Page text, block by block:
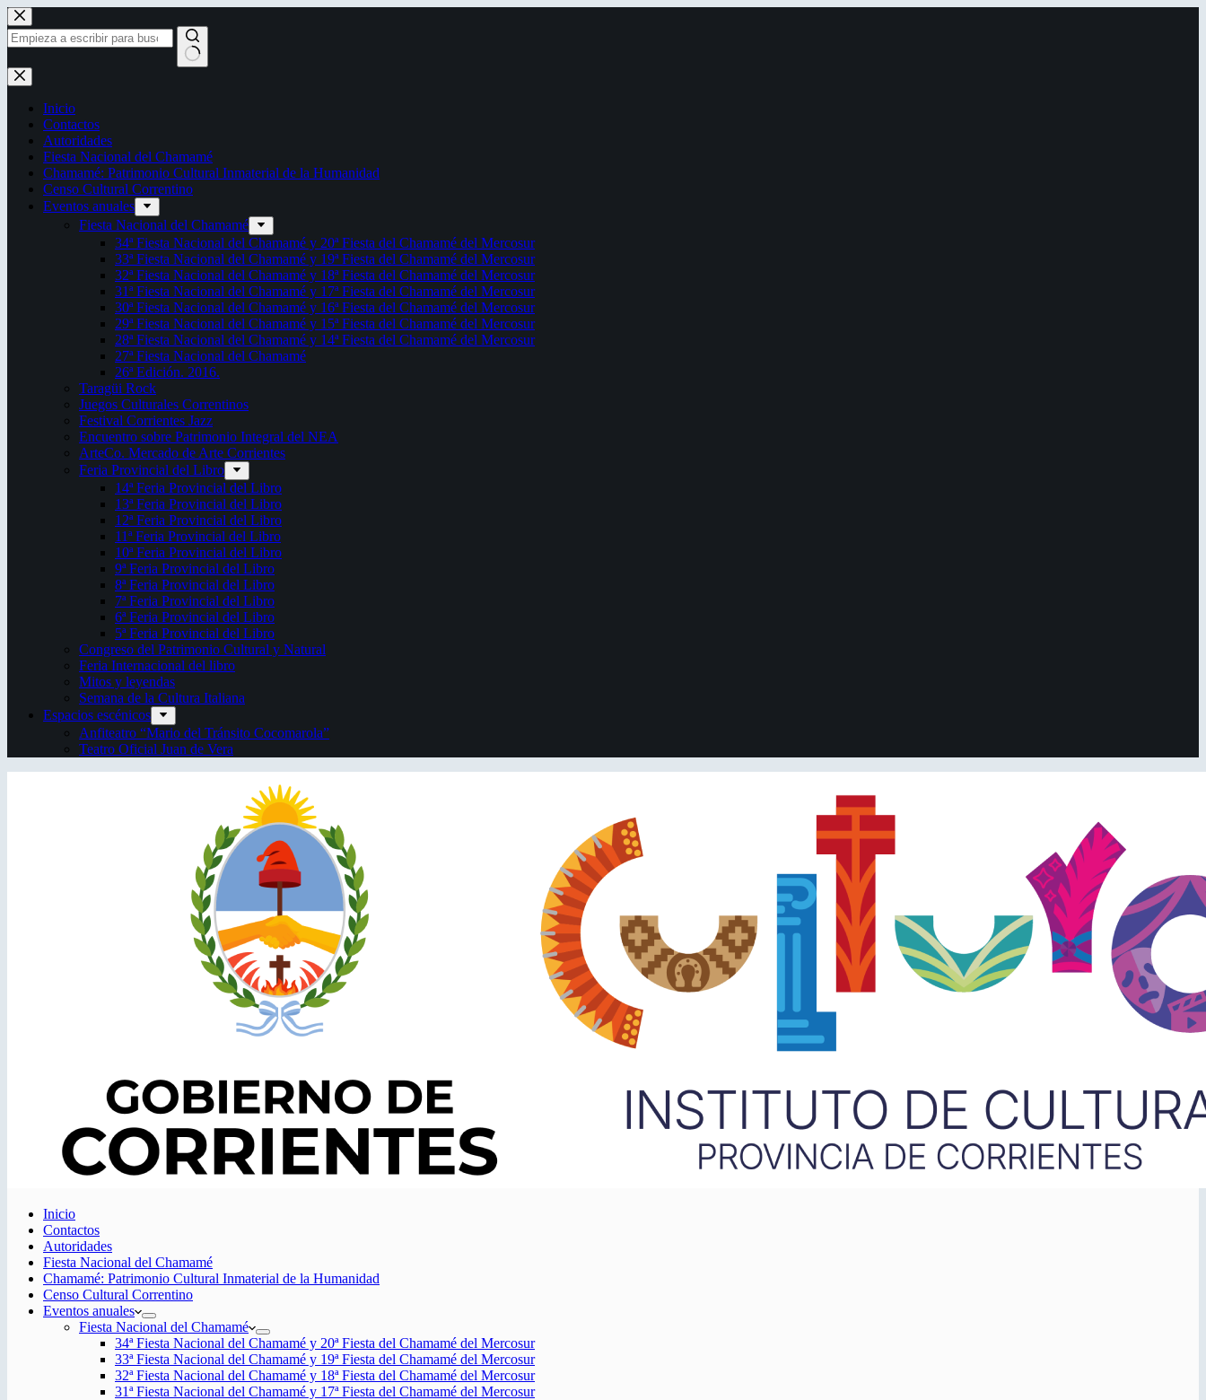
Saltar
al
contenido
Sin
resultados
Inicio
Contactos
Autoridades
Fiesta Nacional del Chamamé
Chamamé: Patrimonio Cultural Inmaterial de la Humanidad
Censo Cultural Correntino
Eventos anuales
Fiesta Nacional del Chamamé
34ª Fiesta Nacional del Chamamé y 20ª Fiesta del Chamamé del Mercosur
33ª Fiesta Nacional del Chamamé y 19ª Fiesta del Chamamé del Mercosur
32ª Fiesta Nacional del Chamamé y 18ª Fiesta del Chamamé del Mercosur
31ª Fiesta Nacional del Chamamé y 17ª Fiesta del Chamamé del Mercosur
30ª Fiesta Nacional del Chamamé y 16ª Fiesta del Chamamé del Mercosur
29ª Fiesta Nacional del Chamamé y 15ª Fiesta del Chamamé del Mercosur
28ª Fiesta Nacional del Chamamé y 14ª Fiesta del Chamamé del Mercosur
27ª Fiesta Nacional del Chamamé
26ª Edición. 2016.
Taragüi Rock
Juegos Culturales Correntinos
Festival Corrientes Jazz
Encuentro sobre Patrimonio Integral del NEA
ArteCo. Mercado de Arte Corrientes
Feria Provincial del Libro
14ª Feria Provincial del Libro
13ª Feria Provincial del Libro
12ª Feria Provincial del Libro
11ª Feria Provincial del Libro
10ª Feria Provincial del Libro
9ª Feria Provincial del Libro
8ª Feria Provincial del Libro
7ª Feria Provincial del Libro
6ª Feria Provincial del Libro
5ª Feria Provincial del Libro
Congreso del Patrimonio Cultural y Natural
Feria Internacional del libro
Mitos y leyendas
Semana de la Cultura Italiana
Espacios escénicos
Anfiteatro “Mario del Tránsito Cocomarola”
Teatro Oficial Juan de Vera
Inicio
Contactos
Autoridades
Fiesta Nacional del Chamamé
Chamamé: Patrimonio Cultural Inmaterial de la Humanidad
Censo Cultural Correntino
Eventos anuales
Fiesta Nacional del Chamamé
34ª Fiesta Nacional del Chamamé y 20ª Fiesta del Chamamé del Mercosur
33ª Fiesta Nacional del Chamamé y 19ª Fiesta del Chamamé del Mercosur
32ª Fiesta Nacional del Chamamé y 18ª Fiesta del Chamamé del Mercosur
31ª Fiesta Nacional del Chamamé y 17ª Fiesta del Chamamé del Mercosur